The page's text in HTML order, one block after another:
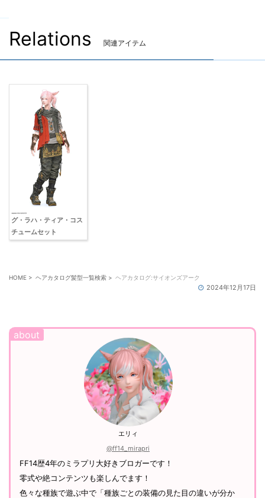
Relations 関連アイテム
グ・ラハ・ティア・コス
チュームセット
HOME > ヘアカタログ髪型一覧検索 > ヘアカタログ:サイオンズアーク
2024年12月17日
エリィ
@ff14_mirapri
FF14歴4年のミラプリ大好きブロガーです！
零式や絶コンテンツも楽しんでます！
色々な種族で遊ぶ中で「種族ごとの装備の見た目の違いが分か